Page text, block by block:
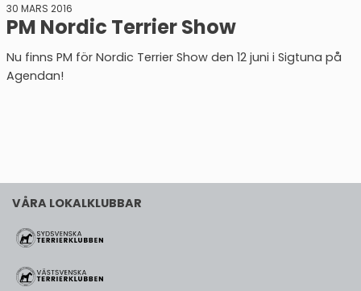
30 MARS 2016
PM Nordic Terrier Show
Nu finns PM för Nordic Terrier Show den 12 juni i Sigtuna på
Agendan!
VÅRA LOKALKLUBBAR